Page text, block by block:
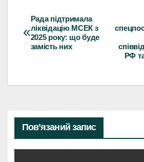
Навігація
записів
РФ
Рада підтримала
ліквідацію МСЕК з
2025 року: що буде
замість них
Пов’язаний запис